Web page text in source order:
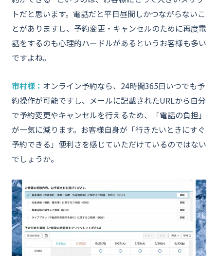
トだと思います。電話だと平日昼間しかつながらないこ
とがありますし、予約変更・キャンセルのために再度電
話をするのも心理的ハードルがあるというお客様も多い
ですよね。
市村様： オンライン予約なら、24時間365日いつでも予
約操作が可能ですし、メールに記載されたURLから自分
で予約変更やキャンセルを行えるため、「電話の負担」
が一気に減ります。お客様自身が「行きたいときにすぐ
予約できる」便利さを感じていただけているのではない
でしょうか。